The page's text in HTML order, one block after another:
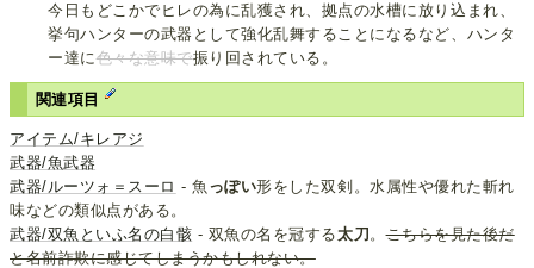
今日もどこかでヒレの為に乱獲され、拠点の水槽に放り込まれ、
挙句ハンターの武器として強化乱舞することになるなど、ハンタ
ー達に色々な意味で振り回されている。
関連項目
アイテム/キレアジ
武器/魚武器
武器/ルーツォ＝スーロ - 魚 っぽい形をした双剣。水属性や優れた斬れ
味などの類似点がある。
武器/双魚といふ名の白骸 - 双魚の名を冠する太刀 。こちらを見た後だ
と名前詐欺に感じてしまうかもしれない。